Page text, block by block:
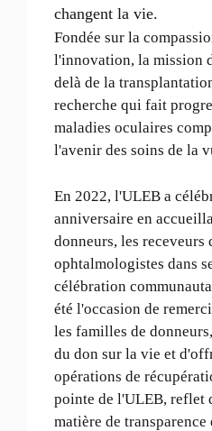
changent la vie.
Fondée sur la
l'innovation, la mission
delà de la
recherche qui fait
maladies oculaires
l'avenir des soins de la
En 2022, l'ULEB a
anniversaire en
donneurs, les receveurs
ophtalmologistes dans
célébration
été l'occasion de
les familles de
du don sur la vie et
opérations de
pointe de l'ULEB, reflet
matière de transparence